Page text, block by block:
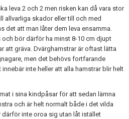
leva 2 och 2 men risken kan då vara stor
allvarliga skador eller till och med
det att man låter dem leva ensamma.
bör därför ha minst 8-10 cm djupt
att gräva. Dvärghamstrar är oftast lätta
men det behövs fortfarande
inte heller att alla hamstrar blir helt
i sina kindpåsar för att sedan lämna
och är helt normalt både i det vilda
inte oroa sig utan låt istället